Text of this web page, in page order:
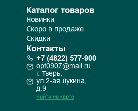
Каталог товаров
Новинки
Скоро в продаже
Скидки
Контакты
+7 (4822) 577-900
opt0907@mail.ru
г. Тверь,
ул.2-ая Лукина,
д.9
Найти на карте